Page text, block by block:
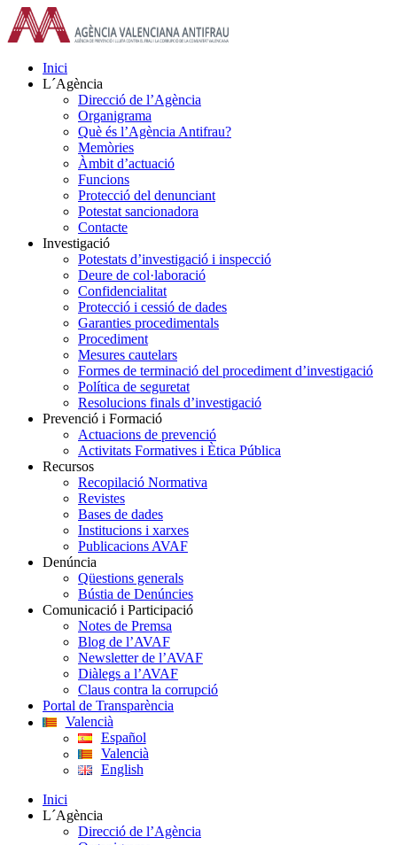
Skip
to
content
Inici
L´Agència
Direcció de l’Agència
Organigrama
Què és l’Agència Antifrau?
Memòries
Àmbit d’actuació
Funcions
Protecció del denunciant
Potestat sancionadora
Contacte
Investigació
Potestats d’investigació i inspecció
Deure de col·laboració
Confidencialitat
Protecció i cessió de dades
Garanties procedimentals
Procediment
Mesures cautelars
Formes de terminació del procediment d’investigació
Política de seguretat
Resolucions finals d’investigació
Prevenció i Formació
Actuacions de prevenció
Activitats Formatives i Ètica Pública
Recursos
Recopilació Normativa
Revistes
Bases de dades
Institucions i xarxes
Publicacions AVAF
Denúncia
Qüestions generals
Bústia de Denúncies
Comunicació i Participació
Notes de Premsa
Blog de l’AVAF
Newsletter de l’AVAF
Diàlegs a l’AVAF
Claus contra la corrupció
Portal de Transparència
Valencià
Español
Valencià
English
Inici
L´Agència
Direcció de l’Agència